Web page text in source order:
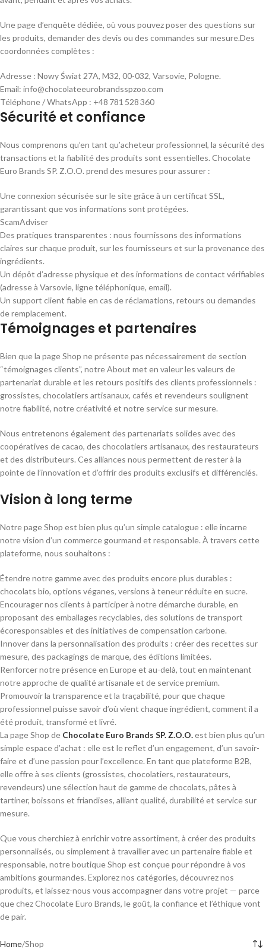
Une page d’enquête dédiée, où vous pouvez poser des questions sur
les produits, demander des devis ou des commandes sur mesure.Des
coordonnées complètes :
Adresse : Nowy Świat 27A, M32, 00-032, Varsovie, Pologne.
Email: info@chocolateeurobrandsspzoo.com
Téléphone / WhatsApp : +48 781 528 360
Sécurité et confiance
Nous comprenons qu’en tant qu’acheteur professionnel, la sécurité des
transactions et la fiabilité des produits sont essentielles. Chocolate
Euro Brands SP. Z.O.O. prend des mesures pour assurer :
Une connexion sécurisée sur le site grâce à un certificat SSL,
garantissant que vos informations sont protégées.
ScamAdviser
Des pratiques transparentes : nous fournissons des informations
claires sur chaque produit, sur les fournisseurs et sur la provenance des
ingrédients.
Un dépôt d’adresse physique et des informations de contact vérifiables
(adresse à Varsovie, ligne téléphonique, email).
Un support client fiable en cas de réclamations, retours ou demandes
de remplacement.
Témoignages et partenaires
Bien que la page Shop ne présente pas nécessairement de section
“témoignages clients”, notre About met en valeur les valeurs de
partenariat durable et les retours positifs des clients professionnels :
grossistes, chocolatiers artisanaux, cafés et revendeurs soulignent
notre fiabilité, notre créativité et notre service sur mesure.
Nous entretenons également des partenariats solides avec des
coopératives de cacao, des chocolatiers artisanaux, des restaurateurs
et des distributeurs. Ces alliances nous permettent de rester à la
pointe de l’innovation et d’offrir des produits exclusifs et différenciés.
Vision à long terme
Notre page Shop est bien plus qu’un simple catalogue : elle incarne
notre vision d’un commerce gourmand et responsable. À travers cette
plateforme, nous souhaitons :
Étendre notre gamme avec des produits encore plus durables :
chocolats bio, options véganes, versions à teneur réduite en sucre.
Encourager nos clients à participer à notre démarche durable, en
proposant des emballages recyclables, des solutions de transport
écoresponsables et des initiatives de compensation carbone.
Innover dans la personnalisation des produits : créer des recettes sur
mesure, des packagings de marque, des éditions limitées.
Renforcer notre présence en Europe et au-delà, tout en maintenant
notre approche de qualité artisanale et de service premium.
Promouvoir la transparence et la traçabilité, pour que chaque
professionnel puisse savoir d’où vient chaque ingrédient, comment il a
été produit, transformé et livré.
La page Shop de Chocolate Euro Brands SP. Z.O.O.est bien plus qu’un
simple espace d’achat : elle est le reflet d’un engagement, d’un savoir-
faire et d’une passion pour l’excellence. En tant que plateforme B2B,
elle offre à ses clients (grossistes, chocolatiers, restaurateurs,
revendeurs) une sélection haut de gamme de chocolats, pâtes à
tartiner, boissons et friandises, alliant qualité, durabilité et service sur
mesure.
Que vous cherchiez à enrichir votre assortiment, à créer des produits
personnalisés, ou simplement à travailler avec un partenaire fiable et
responsable, notre boutique Shop est conçue pour répondre à vos
ambitions gourmandes. Explorez nos catégories, découvrez nos
produits, et laissez-nous vous accompagner dans votre projet — parce
que chez Chocolate Euro Brands, le goût, la confiance et l’éthique vont
de pair.
Home Shop